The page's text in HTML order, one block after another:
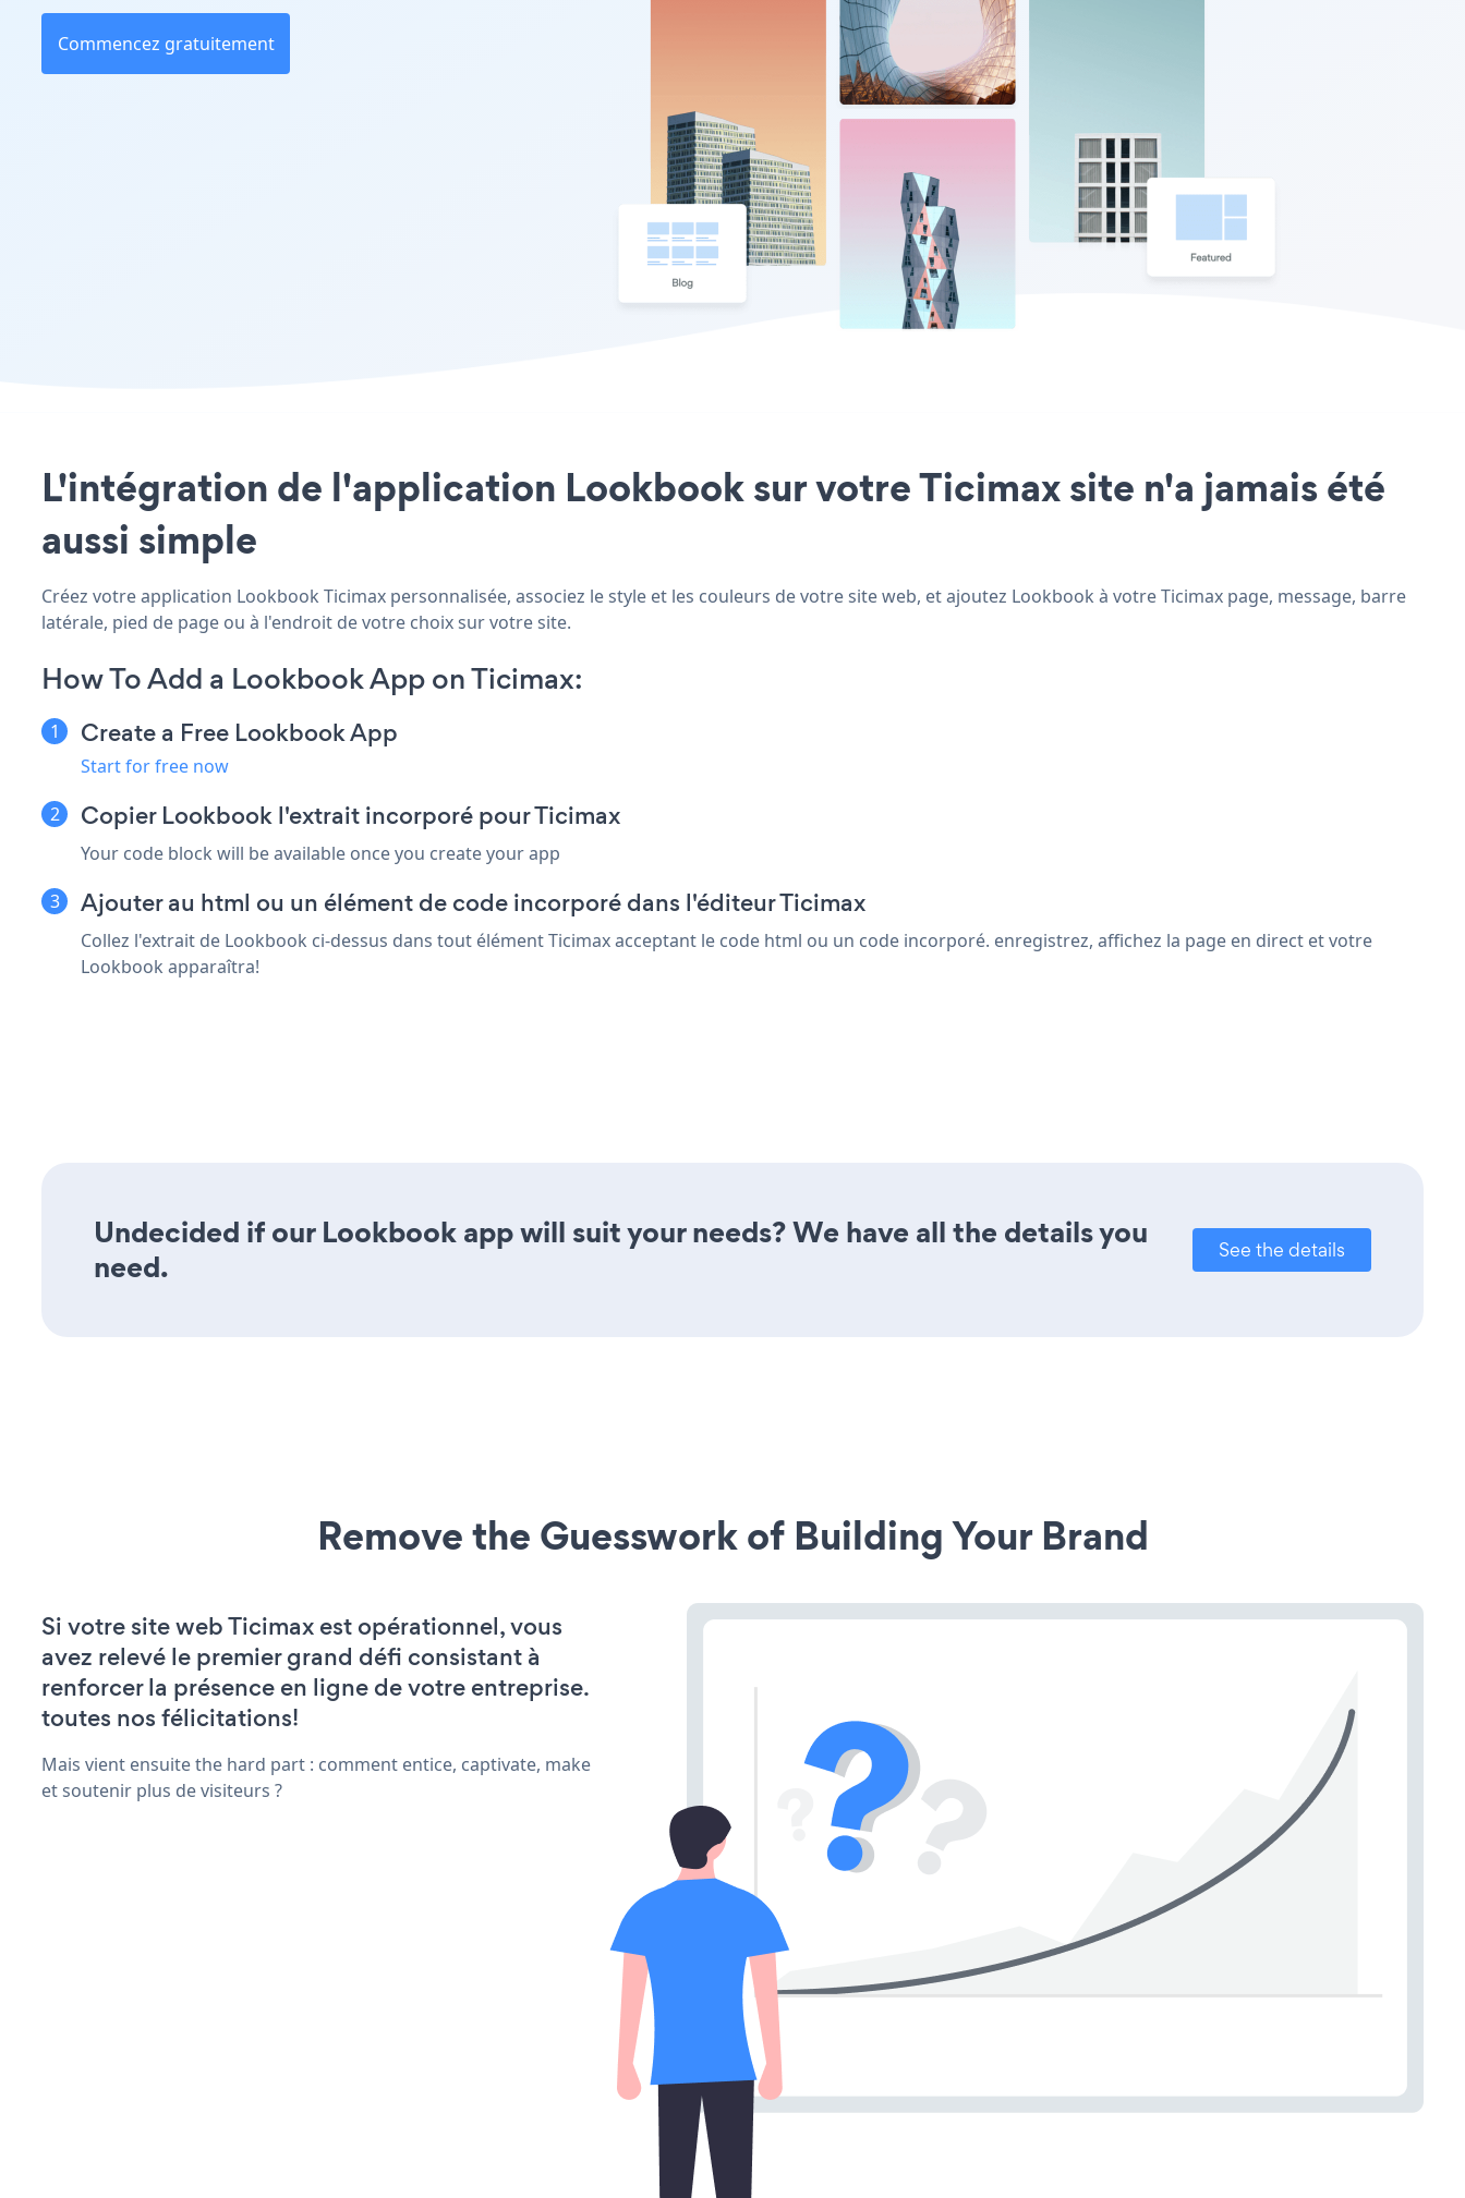
Commencez gratuitement
L'intégration de l'application Lookbook sur votre Ticimax site n'a jamais été
aussi simple
Créez votre application Lookbook Ticimax personnalisée, associez le style et les couleurs de votre site web, et ajoutez Lookbook à votre Ticimax page, message, barre
latérale, pied de page ou à l'endroit de votre choix sur votre site.
How To Add a Lookbook App on Ticimax:
Create a Free Lookbook App
Start for free now
Copier Lookbook l'extrait incorporé pour Ticimax
Your code block will be available once you create your app
Ajouter au html ou un élément de code incorporé dans l'éditeur Ticimax
Collez l'extrait de Lookbook ci-dessus dans tout élément Ticimax acceptant le code html ou un code incorporé. enregistrez, affichez la page en direct et votre
Lookbook apparaîtra!
Undecided if our Lookbook app will suit your needs? We have all the details you
need.
See the details
Remove the Guesswork of Building Your Brand
Si votre site web Ticimax est opérationnel, vous
avez relevé le premier grand défi consistant à
renforcer la présence en ligne de votre entreprise.
toutes nos félicitations!
Mais vient ensuite the hard part : comment entice, captivate, make
et soutenir plus de visiteurs ?